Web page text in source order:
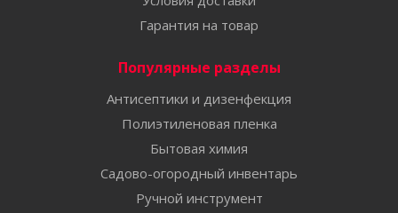
Гарантия на товар
Популярные разделы
Антисептики и дизенфекция
Полиэтиленовая пленка
Бытовая химия
Садово-огородный инвентарь
Ручной инструмент